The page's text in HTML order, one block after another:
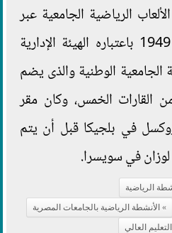
الرياضية الجامعية عبر
العالم، وتم تأسيسه عام 1949 باعتباره الهيئة الإدارية
الجامعية الوطنية والذى يضم
عضوًا من القارات الخمس، وكان مقر
في بلجيكا قبل أن يتم
الرياضية
الأنشطة الرياضية بالجامعات المصرية
العالي